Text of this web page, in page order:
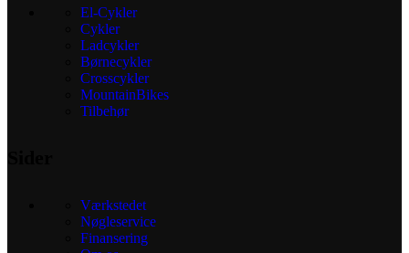
El-Cykler
Cykler
Ladcykler
Børnecykler
Crosscykler
MountainBikes
Tilbehør
Værkstedet
Nøgleservice
Finansering